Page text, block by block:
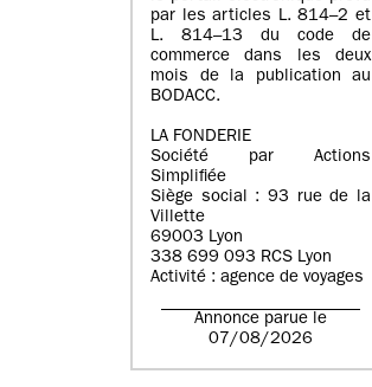
par les articles L. 814–2 et
L. 814–13 du code de
commerce dans les deux
mois de la publication au
BODACC.
LA FONDERIE
Société par Actions
Simplifiée
Siège social : 93 rue de la
Villette
69003 Lyon
338 699 093 RCS Lyon
Activité : agence de voyages
Annonce parue le
07/08/2026